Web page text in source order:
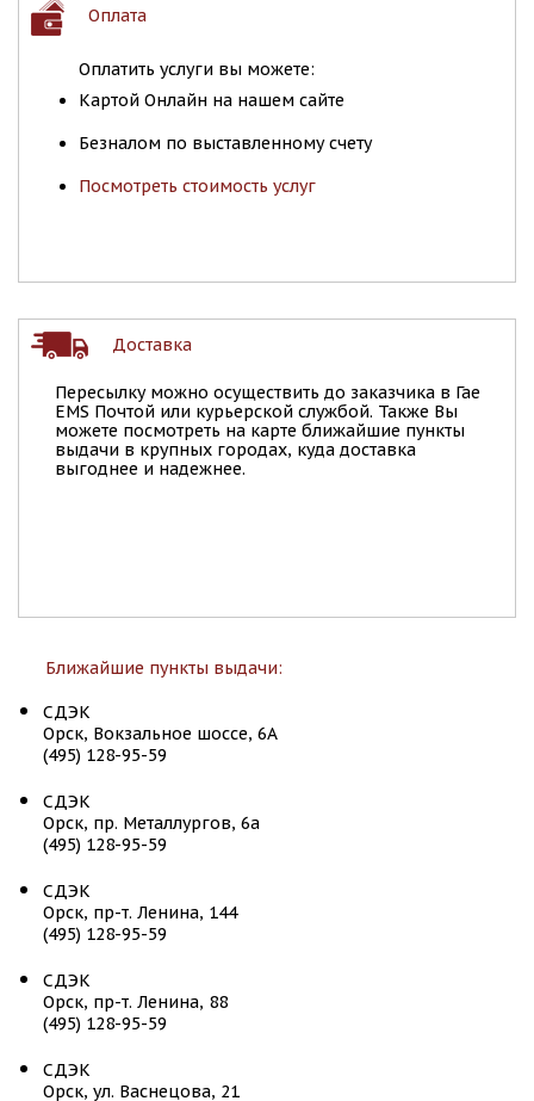
Оплата
Оплатить услуги вы можете:
Картой Онлайн на нашем сайте
Безналом по выставленному счету
Посмотреть стоимость услуг
Доставка
Пересылку можно осуществить до заказчика в Гае
EMS Почтой или курьерской службой. Также Вы
можете посмотреть на карте ближайшие пункты
выдачи в крупных городах, куда доставка
выгоднее и надежнее.
Ближайшие пункты выдачи:
СДЭК
Орск, Вокзальное шоссе, 6А
(495) 128-95-59
СДЭК
Орск, пр. Металлургов, 6а
(495) 128-95-59
СДЭК
Орск, пр-т. Ленина, 144
(495) 128-95-59
СДЭК
Орск, пр-т. Ленина, 88
(495) 128-95-59
СДЭК
Орск, ул. Васнецова, 21